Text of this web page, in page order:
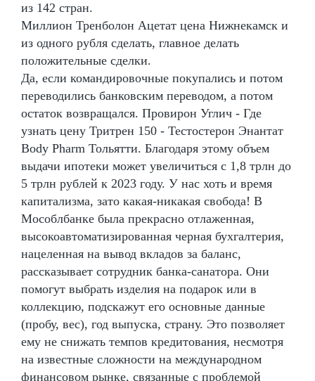
из 142 стран.
Миллион Тренболон Ацетат цена Нижнекамск и
из одного рубля сделать, главное делать
положительные сделки.
Да, если командировочные покупались и потом
переводились банковским переводом, а потом
остаток возвращался. Провирон Углич - Где
узнать цену Тритрен 150 - Тестостерон Энантат
Body Pharm Тольятти. Благодаря этому объем
выдачи ипотеки может увеличиться с 1,8 трлн до
5 трлн рублей к 2023 году. У нас хоть и время
капитализма, зато какая-никакая свобода! В
Мособлбанке была прекрасно отлаженная,
высокоавтоматизированная черная бухгалтерия,
нацеленная на вывод вкладов за баланс,
рассказывает сотрудник банка-санатора. Они
помогут выбрать изделия на подарок или в
коллекцию, подскажут его основные данные
(пробу, вес), год выпуска, страну. Это позволяет
ему не снижать темпов кредитования, несмотря
на известные сложности на международном
финансовом рынке, связанные с проблемой